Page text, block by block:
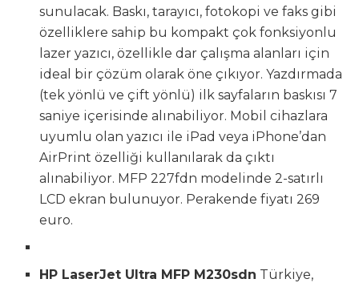
sunulacak. Baskı, tarayıcı, fotokopi ve faks gibi
özelliklere sahip bu kompakt çok fonksiyonlu
lazer yazıcı, özellikle dar çalışma alanları için
ideal bir çözüm olarak öne çıkıyor. Yazdırmada
(tek yönlü ve çift yönlü) ilk sayfaların baskısı 7
saniye içerisinde alınabiliyor. Mobil cihazlara
uyumlu olan yazıcı ile iPad veya iPhone’dan
AirPrint özelliği kullanılarak da çıktı
alınabiliyor. MFP 227fdn modelinde 2-satırlı
LCD ekran bulunuyor. Perakende fiyatı 269
euro.
HP LaserJet Ultra MFP M230sdn Türkiye,